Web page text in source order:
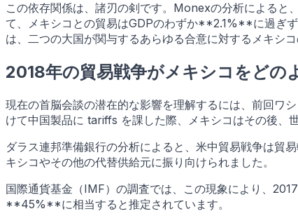
この依存関係は、諸刃の剣です。Monexの分析によると
て、メキシコとの貿易はGDPのわずか**2.1%**に過ぎ
は、二つの大国が関与するあらゆる合意に対するメキシコ
2018年の貿易戦争がメキシコをどの
現在の首脳会談の潜在的な影響を理解するには、前回ワ
けて中国製品に tariffs を課した際、メキシコはその後、
ダラス連邦準備銀行の分析によると、米中貿易戦争は貿
キシコやその他の代替供給元に振り向けられました。
国際通貨基金（IMF）の調査では、この現象により、
**45%**に相当すると推定されています。